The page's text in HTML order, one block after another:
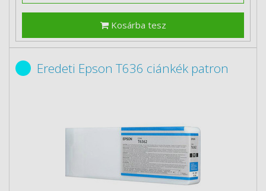
Kosárba tesz
Eredeti Epson T636 ciánkék patron